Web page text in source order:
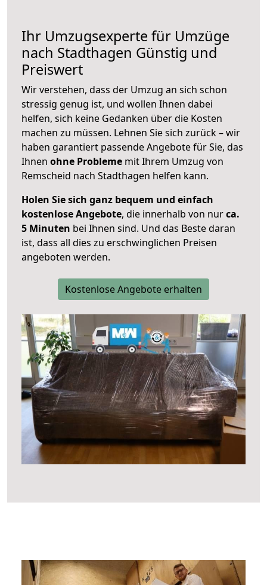
Ihr Umzugsexperte für Umzüge
nach Stadthagen Günstig und
Preiswert
Wir verstehen, dass der Umzug an sich schon
stressig genug ist, und wollen Ihnen dabei
helfen, sich keine Gedanken über die Kosten
machen zu müssen. Lehnen Sie sich zurück – wir
haben garantiert passende Angebote für Sie, das
Ihnen ohne Probleme mit Ihrem Umzug von
Remscheid nach Stadthagen helfen kann.
Holen Sie sich ganz bequem und einfach
kostenlose Angebote, die innerhalb von nurca.
5 Minuten bei Ihnen sind. Und das Beste daran
ist, dass all dies zu erschwinglichen Preisen
angeboten werden.
Kostenlose Angebote erhalten